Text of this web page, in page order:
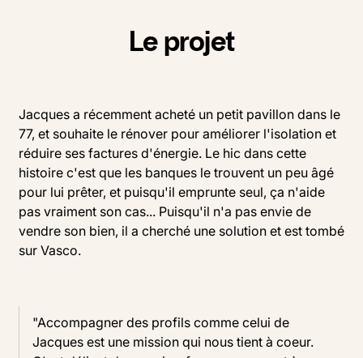
Le projet
Jacques a récemment acheté un petit pavillon dans le
77, et souhaite le rénover pour améliorer l'isolation et
réduire ses factures d'énergie. Le hic dans cette
histoire c'est que les banques le trouvent un peu âgé
pour lui prêter, et puisqu'il emprunte seul, ça n'aide
pas vraiment son cas... Puisqu'il n'a pas envie de
vendre son bien, il a cherché une solution et est tombé
sur Vasco.
"Accompagner des profils comme celui de
Jacques est une mission qui nous tient à coeur.